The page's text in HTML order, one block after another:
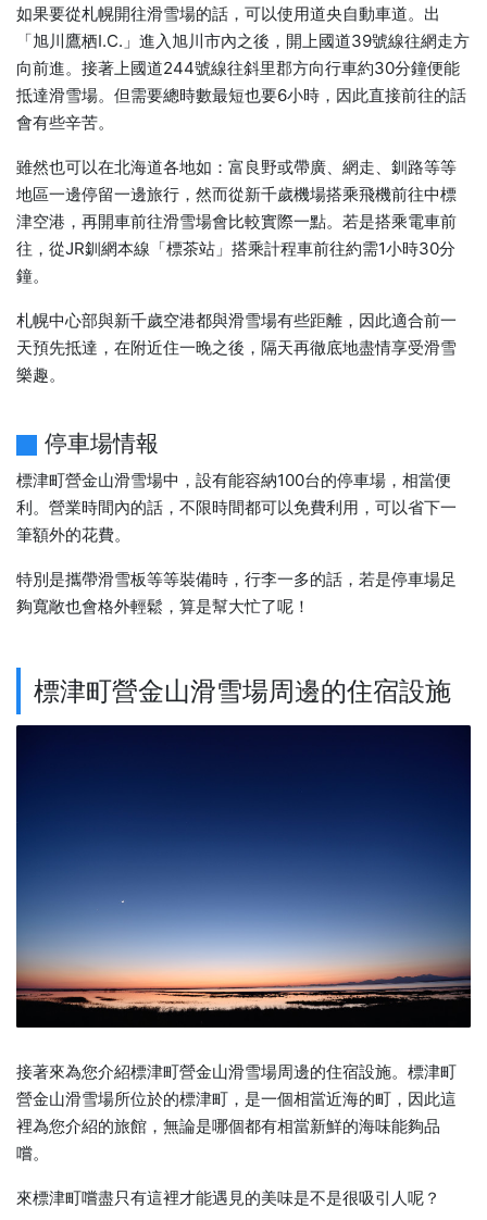
如果要從札幌開往滑雪場的話，可以使用道央自動車道。出
「旭川鷹栖I.C.」進入旭川市內之後，開上國道39號線往網走方
向前進。接著上國道244號線往斜里郡方向行車約30分鐘便能
抵達滑雪場。但需要總時數最短也要6小時，因此直接前往的話
會有些辛苦。
雖然也可以在北海道各地如：富良野或帶廣、網走、釧路等等
地區一邊停留一邊旅行，然而從新千歲機場搭乘飛機前往中標
津空港，再開車前往滑雪場會比較實際一點。若是搭乘電車前
往，從JR釧網本線「標茶站」搭乘計程車前往約需1小時30分
鐘。
札幌中心部與新千歲空港都與滑雪場有些距離，因此適合前一
天預先抵達，在附近住一晚之後，隔天再徹底地盡情享受滑雪
樂趣。
停車場情報
標津町營金山滑雪場中，設有能容納100台的停車場，相當便
利。營業時間內的話，不限時間都可以免費利用，可以省下一
筆額外的花費。
特別是攜帶滑雪板等等裝備時，行李一多的話，若是停車場足
夠寬敞也會格外輕鬆，算是幫大忙了呢！
標津町營金山滑雪場周邊的住宿設施
接著來為您介紹標津町營金山滑雪場周邊的住宿設施。標津町
營金山滑雪場所位於的標津町，是一個相當近海的町，因此這
裡為您介紹的旅館，無論是哪個都有相當新鮮的海味能夠品
嚐。
來標津町嚐盡只有這裡才能遇見的美味是不是很吸引人呢？